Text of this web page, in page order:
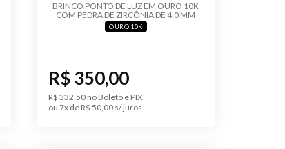
BRINCO PONTO DE LUZ EM OURO 10K
COM PEDRA DE ZIRCÔNIA DE 4,0 MM
OURO 10K
R$ 332,50 no Boleto e PIX
ou 7x de R$ 50,00 s/ juros
R$ 350,00